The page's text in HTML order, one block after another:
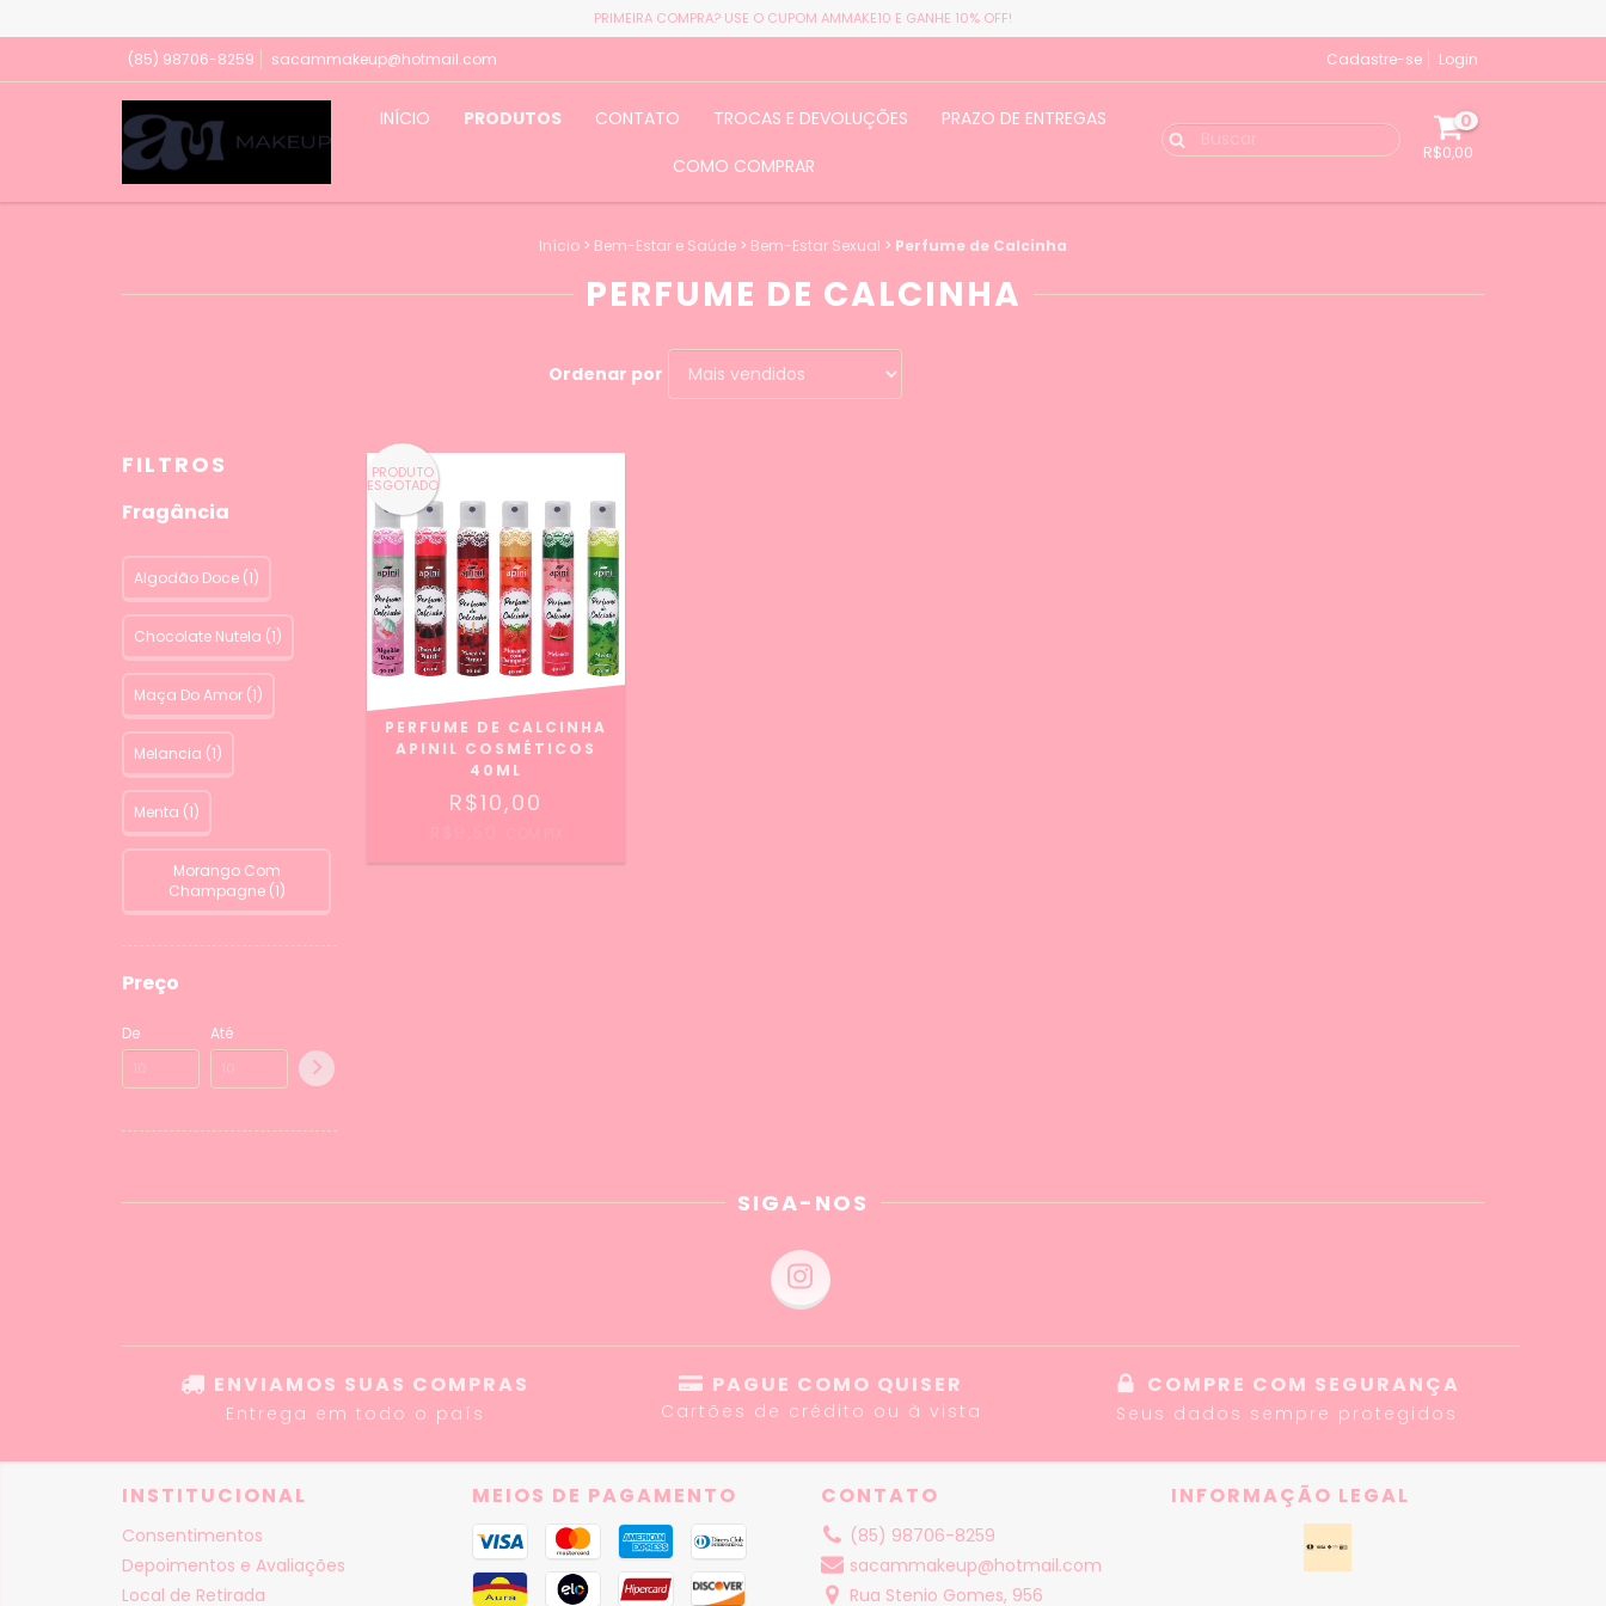
PRIMEIRA COMPRA? USE O CUPOM AMMAKE10 E GANHE 10% OFF!
(85) 98706-8259 sacammakeup@hotmail.com Cadastre-se Login
INÍCIO PRODUTOS CONTATO TROCAS E DEVOLUÇÕES
PRAZO DE ENTREGAS
COMO COMPRAR
0
R$0,00
Início > Bem-Estar e Saúde > Bem-Estar Sexual > Perfume de Calcinha
PERFUME DE CALCINHA
Ordenar por
FILTROS
Fragância
Algodão Doce (1)
Chocolate Nutela (1)
Maça Do Amor (1)
Melancia (1)
Menta (1)
Morango Com
Champagne (1)
Preço
De Até
PRODUTO
ESGOTADO
PERFUME DE CALCINHA
APINIL COSMÉTICOS
40ML
R$10,00
SIGA-NOS
ENVIAMOS SUAS COMPRAS
Entrega em todo o país
PAGUE COMO QUISER
Cartões de crédito ou à vista
COMPRE COM SEGURANÇA
Seus dados sempre protegidos
INSTITUCIONAL
Consentimentos
Depoimentos e Avaliações
Local de Retirada
MEIOS DE PAGAMENTO CONTATO
(85) 98706-8259
sacammakeup@hotmail.com
Rua Stenio Gomes, 956
INFORMAÇÃO LEGAL